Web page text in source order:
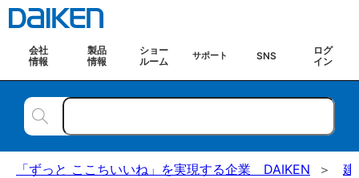
会社
情報
製品
情報
ショー
ルーム
サポート SNS
ログ
イン
「ずっと ここちいいね」を実現する企業 DAIKEN 建